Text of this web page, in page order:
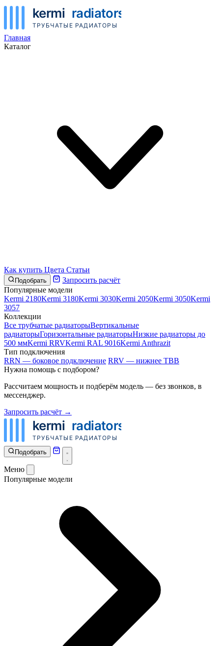
Главная
Каталог
Как купить Цвета Статьи
Подобрать
Запросить расчёт
Популярные модели
Kermi 2180Kermi 3180Kermi 3030Kermi 2050Kermi 3050Kermi
3057
Коллекции
Все трубчатые радиаторыВертикальные
радиаторыГоризонтальные радиаторыНизкие радиаторы до
500 ммKermi RRVKermi RAL 9016Kermi Anthrazit
Тип подключения
RRN — боковое подключение RRV — нижнее ТВВ
Нужна помощь с подбором?
Рассчитаем мощность и подберём модель — без звонков, в
мессенджер.
Запросить расчёт →
Подобрать
Меню
Популярные модели